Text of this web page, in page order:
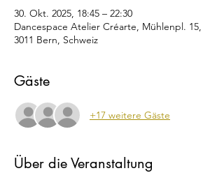
30. Okt. 2025, 18:45 – 22:30
Dancespace Atelier Créarte, Mühlenpl. 15,
3011 Bern, Schweiz
Gäste
+17 weitere Gäste
Über die Veranstaltung